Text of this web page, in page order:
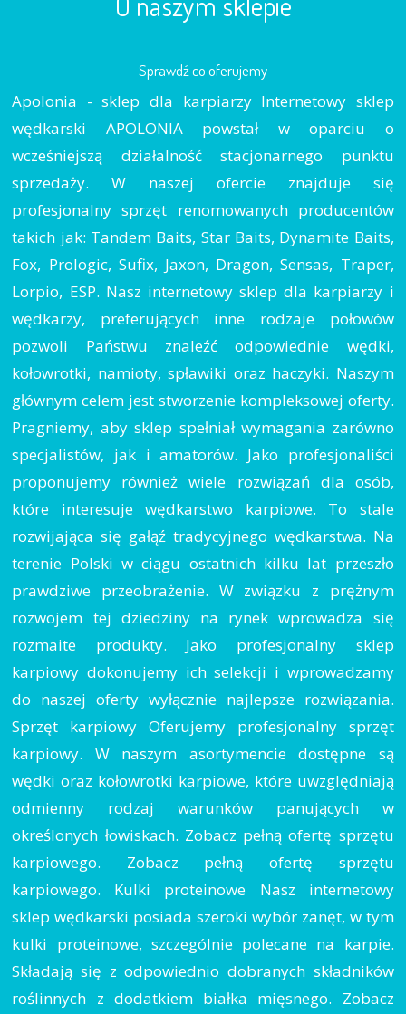
Sprawdź co oferujemy
Apolonia - sklep dla karpiarzy Internetowy sklep
wędkarski APOLONIA powstał w oparciu o
wcześniejszą działalność stacjonarnego punktu
sprzedaży. W naszej ofercie znajduje się
profesjonalny sprzęt renomowanych producentów
takich jak: Tandem Baits, Star Baits, Dynamite Baits,
Fox, Prologic, Sufix, Jaxon, Dragon, Sensas, Traper,
Lorpio, ESP. Nasz internetowy sklep dla karpiarzy i
wędkarzy, preferujących inne rodzaje połowów
pozwoli Państwu znaleźć odpowiednie wędki,
kołowrotki, namioty, spławiki oraz haczyki. Naszym
głównym celem jest stworzenie kompleksowej oferty.
Pragniemy, aby sklep spełniał wymagania zarówno
specjalistów, jak i amatorów. Jako profesjonaliści
proponujemy również wiele rozwiązań dla osób,
które interesuje wędkarstwo karpiowe. To stale
rozwijająca się gałąź tradycyjnego wędkarstwa. Na
terenie Polski w ciągu ostatnich kilku lat przeszło
prawdziwe przeobrażenie. W związku z prężnym
rozwojem tej dziedziny na rynek wprowadza się
rozmaite produkty. Jako profesjonalny sklep
karpiowy dokonujemy ich selekcji i wprowadzamy
do naszej oferty wyłącznie najlepsze rozwiązania.
Sprzęt karpiowy Oferujemy profesjonalny sprzęt
karpiowy. W naszym asortymencie dostępne są
wędki oraz kołowrotki karpiowe, które uwzględniają
odmienny rodzaj warunków panujących w
określonych łowiskach. Zobacz pełną ofertę sprzętu
karpiowego. Zobacz pełną ofertę sprzętu
karpiowego. Kulki proteinowe Nasz internetowy
sklep wędkarski posiada szeroki wybór zanęt, w tym
kulki proteinowe, szczególnie polecane na karpie.
Składają się z odpowiednio dobranych składników
roślinnych z dodatkiem białka mięsnego. Zobacz